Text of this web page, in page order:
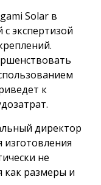
Solar в
экспертизой
к
директор
не
как размеры и